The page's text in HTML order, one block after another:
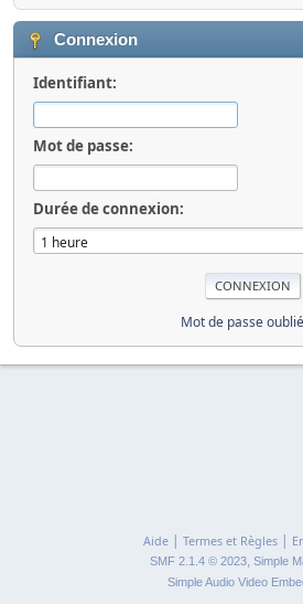
Connexion
Identifiant:
Mot de passe:
Durée de connexion:
Mot de passe
Aide| Termes et Règles|
SMF 2.1.4 © 2023, Simple
Simple Audio Video